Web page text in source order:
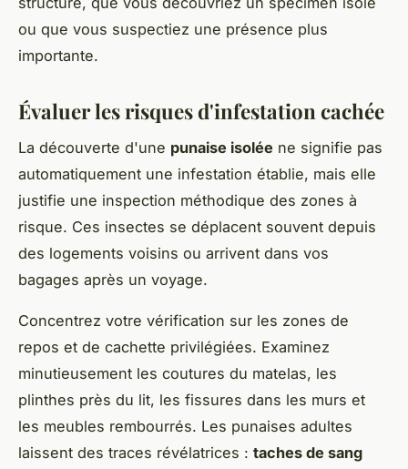
ou que vous suspectiez une présence plus
importante.
Évaluer les risques d'infestation cachée
La découverte d'une punaise isolée ne signifie pas
automatiquement une infestation établie, mais elle
justifie une inspection méthodique des zones à
risque. Ces insectes se déplacent souvent depuis
des logements voisins ou arrivent dans vos
bagages après un voyage.
Concentrez votre vérification sur les zones de
repos et de cachette privilégiées. Examinez
minutieusement les coutures du matelas, les
plinthes près du lit, les fissures dans les murs et
les meubles rembourrés. Les punaises adultes
laissent des traces révélatrices : taches de sang